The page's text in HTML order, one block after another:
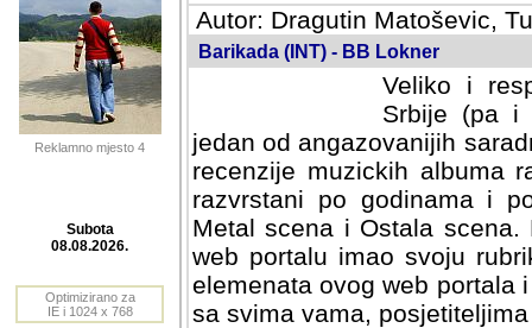
Reklamno mjesto 4
Autor: Dragutin Matoševic,
Barikada (INT) - BB Lokner
Veliko i
Srbije (pa i
jedan od angazovanijih
recenzije muzickih albuma
razvrstani po godinama i po
scena i Ostala scena.
portalu imao svoju
elemenata ovog web portala
sa svima vama,